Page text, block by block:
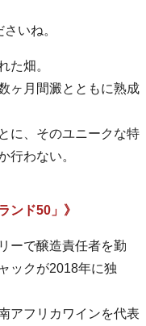
いね。
た畑。
ヶ月間澱とともに熟成
に、そのユニークな特
行わない。
ンド50」》
ーで醸造責任者を勤
ックが2018年に独
アフリカワインを代表